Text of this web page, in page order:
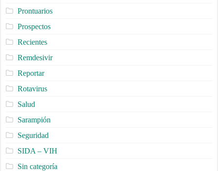
Prontuarios
Prospectos
Recientes
Remdesivir
Reportar
Rotavirus
Salud
Sarampión
Seguridad
SIDA – VIH
Sin categoría